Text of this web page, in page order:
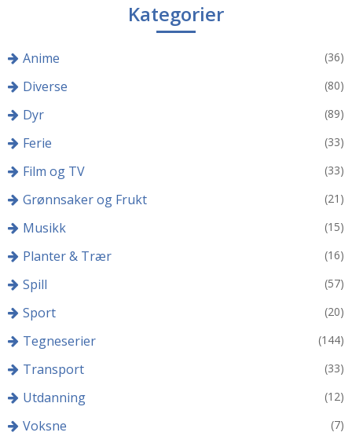
Kategorier
Anime (36)
Diverse (80)
Dyr (89)
Ferie (33)
Film og TV (33)
Grønnsaker og Frukt (21)
Musikk (15)
Planter & Trær (16)
Spill (57)
Sport (20)
Tegneserier (144)
Transport (33)
Utdanning (12)
Voksne (7)